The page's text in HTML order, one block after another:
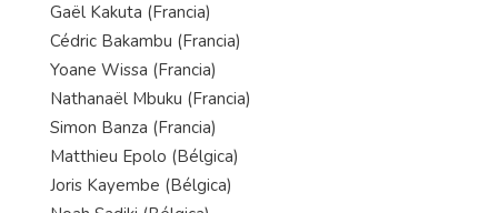
Gaël Kakuta (Francia)
Cédric Bakambu (Francia)
Yoane Wissa (Francia)
Nathanaël Mbuku (Francia)
Simon Banza (Francia)
Matthieu Epolo (Bélgica)
Joris Kayembe (Bélgica)